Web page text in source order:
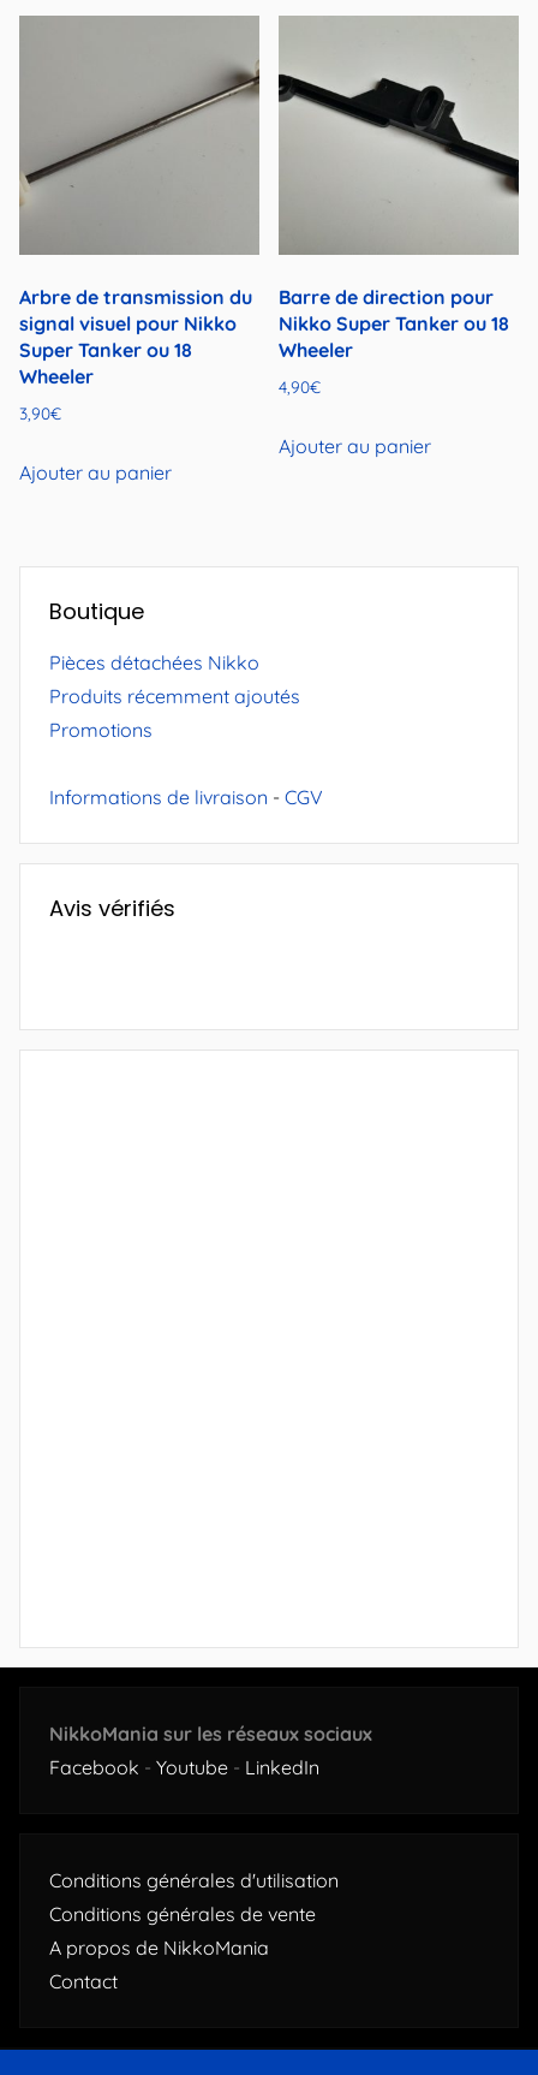
Arbre de transmission du
signal visuel pour Nikko
Super Tanker ou 18
Wheeler
3,90€
Ajouter au panier
Barre de direction pour
Nikko Super Tanker ou 18
Wheeler
4,90€
Ajouter au panier
Boutique
Pièces détachées Nikko
Produits récemment ajoutés
Promotions
Informations de livraison - CGV
Avis vérifiés
NikkoMania sur les réseaux sociaux
Facebook - Youtube - LinkedIn
Conditions générales d'utilisation
Conditions générales de vente
A propos de NikkoMania
Contact